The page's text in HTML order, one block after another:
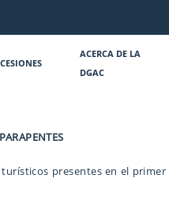
ACERCA DE LA
DGAC
presentes en el